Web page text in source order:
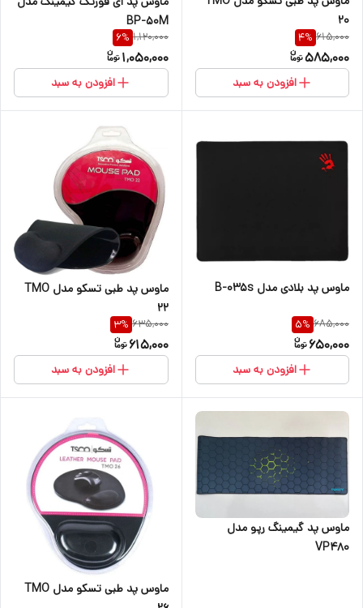
20
615,000
4%
585,000
افزودن به سبد
BP-50M
1,120,000
6%
1,050,000
افزودن به سبد
ماوس پد بلادی مدل B-035s
685,000
5%
650,000
افزودن به سبد
ماوس پد طبی تسکو مدل TMO
22
635,000
3%
615,000
افزودن به سبد
ماوس پد گیمینگ رپو مدل
VP480
ماوس پد طبی تسکو مدل TMO